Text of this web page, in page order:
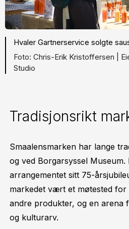
Hvaler Gartnerservice solgte
Chris-Erik Kristoffersen |
Studio
Tradisjonsrikt
Smaalensmarken har lange
og ved Borgarsyssel
arrangementet sitt 75-
markedet vært et møtested for
andre produkter, og en arena
og kulturarv.